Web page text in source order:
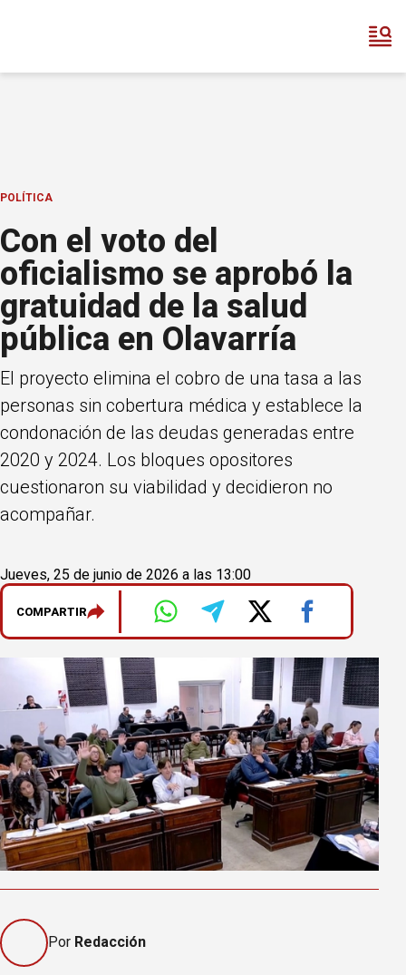
POLÍTICA
Con el voto del
oficialismo se aprobó la
gratuidad de la salud
pública en Olavarría
El proyecto elimina el cobro de una tasa a las
personas sin cobertura médica y establece la
condonación de las deudas generadas entre
2020 y 2024. Los bloques opositores
cuestionaron su viabilidad y decidieron no
acompañar.
Jueves, 25 de junio de 2026 a las 13:00
COMPARTIR
Por Redacción